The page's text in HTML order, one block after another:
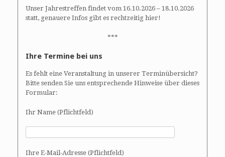
Unser Jahrestreffen findet vom 16.10.2026 – 18.10.2026
statt, genauere Infos gibt es rechtzeitig hier!
***
Ihre Termine bei uns
Es fehlt eine Veranstaltung in unserer Terminübersicht?
Bitte senden Sie uns entsprechende Hinweise über dieses
Formular:
Ihr Name (Pflichtfeld)
Ihre E-Mail-Adresse (Pflichtfeld)